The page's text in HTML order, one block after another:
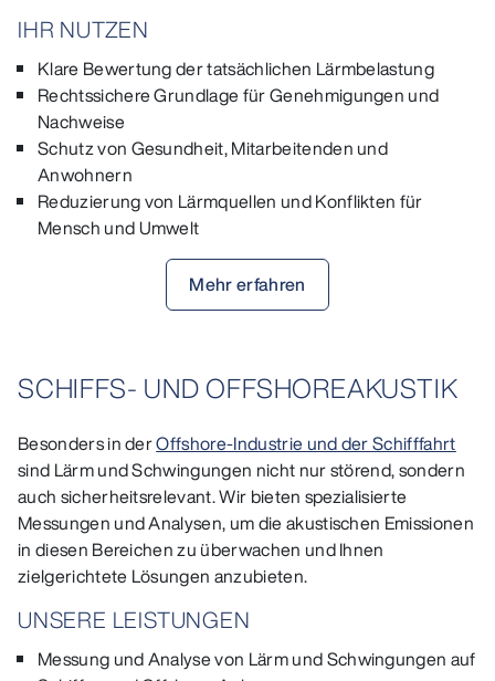
IHR NUTZEN
Klare Bewertung der tatsächlichen Lärmbelastung
Rechtssichere Grundlage für Genehmigungen und
Nachweise
Schutz von Gesundheit, Mitarbeitenden und
Anwohnern
Reduzierung von Lärmquellen und Konflikten für
Mensch und Umwelt
Mehr erfahren
SCHIFFS- UND OFFSHOREAKUSTIK
Besonders in derOffshore-Industrie und der Schifffahrt
sind Lärm und Schwingungen nicht nur störend, sondern
auch sicherheitsrelevant. Wir bieten spezialisierte
Messungen und Analysen, um die akustischen Emissionen
in diesen Bereichen zu überwachen und Ihnen
zielgerichtete Lösungen anzubieten.
UNSERE LEISTUNGEN
Messung und Analyse von Lärm und Schwingungen auf